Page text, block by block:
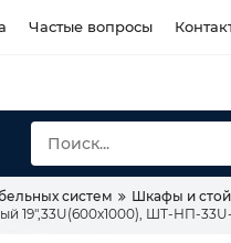
Частые вопросы
систем Шкафы и
19",33U(600x1000), ШТ-НП-